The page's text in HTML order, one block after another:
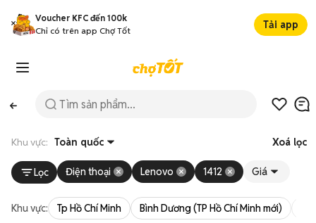
Voucher KFC đến 100k
Chỉ có trên app Chợ Tốt
Tải app
Khu vực: Toàn quốc Xoá lọc
Lọc Điện thoại Lenovo 1412 Giá
Khu vực: Tp Hồ Chí Minh Bình Dương (TP Hồ Chí Minh mới)